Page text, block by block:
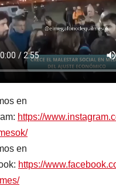
en
https://
en
https://